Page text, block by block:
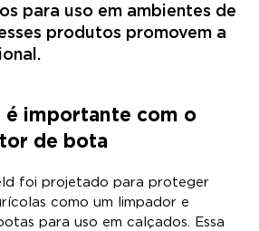
para uso em ambientes de
produtos promovem a
é importante com o
de bota
foi projetado para proteger
como um limpador e
para uso em calçados. Essa